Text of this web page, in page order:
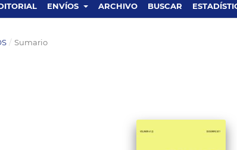
ENVÍOS ARCHIVO BUSCAR
/ Sumario